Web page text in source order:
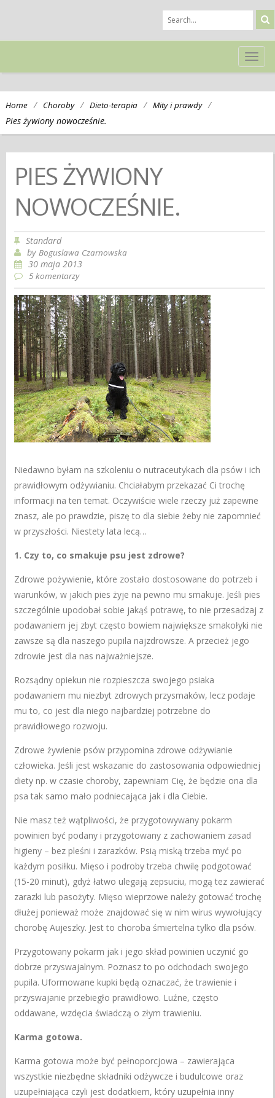
Home / Choroby / Dieto-terapia / Mity i prawdy /
Pies żywiony nowocześnie.
PIES ŻYWIONY
NOWOCZEŚNIE.
Standard
byBoguslawa Czarnowska
30 maja 2013
5 komentarzy
Niedawno byłam na szkoleniu o nutraceutykach dla psów i ich
prawidłowym odżywianiu. Chciałabym przekazać Ci trochę
informacji na ten temat. Oczywiście wiele rzeczy już zapewne
znasz, ale po prawdzie, piszę to dla siebie żeby nie zapomnieć
w przyszłości. Niestety lata lecą…
1. Czy to, co smakuje psu jest zdrowe?
Zdrowe pożywienie, które zostało dostosowane do potrzeb i
warunków, w jakich pies żyje na pewno mu smakuje. Jeśli pies
szczególnie upodobał sobie jakąś potrawę, to nie przesadzaj z
podawaniem jej zbyt często bowiem największe smakołyki nie
zawsze są dla naszego pupila najzdrowsze. A przecież jego
zdrowie jest dla nas najważniejsze.
Rozsądny opiekun nie rozpieszcza swojego psiaka
podawaniem mu niezbyt zdrowych przysmaków, lecz podaje
mu to, co jest dla niego najbardziej potrzebne do
prawidłowego rozwoju.
Zdrowe żywienie psów przypomina zdrowe odżywianie
człowieka. Jeśli jest wskazanie do zastosowania odpowiedniej
diety np. w czasie choroby, zapewniam Cię, że będzie ona dla
psa tak samo mało podniecająca jak i dla Ciebie.
Nie masz też wątpliwości, że przygotowywany pokarm
powinien być podany i przygotowany z zachowaniem zasad
higieny – bez pleśni i zarazków. Psią miską trzeba myć po
każdym posiłku. Mięso i podroby trzeba chwilę podgotować
(15-20 minut), gdyż łatwo ulegają zepsuciu, mogą tez zawierać
zarazki lub pasożyty. Mięso wieprzowe należy gotować trochę
dłużej ponieważ może znajdować się w nim wirus wywołujący
chorobę Aujeszky. Jest to choroba śmiertelna tylko dla psów.
Przygotowany pokarm jak i jego skład powinien uczynić go
dobrze przyswajalnym. Poznasz to po odchodach swojego
pupila. Uformowane kupki będą oznaczać, że trawienie i
przyswajanie przebiegło prawidłowo. Luźne, często
oddawane, wzdęcia świadczą o złym trawieniu.
Karma gotowa.
Karma gotowa może być pełnoporcjowa – zawierająca
wszystkie niezbędne składniki odżywcze i budulcowe oraz
uzupełniająca czyli jest dodatkiem, który uzupełnia inny